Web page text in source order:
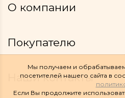
О компании
Покупателю
Наши контакты
Мы получаем и
посетителей нашего сайта в
Если Вы продолжите